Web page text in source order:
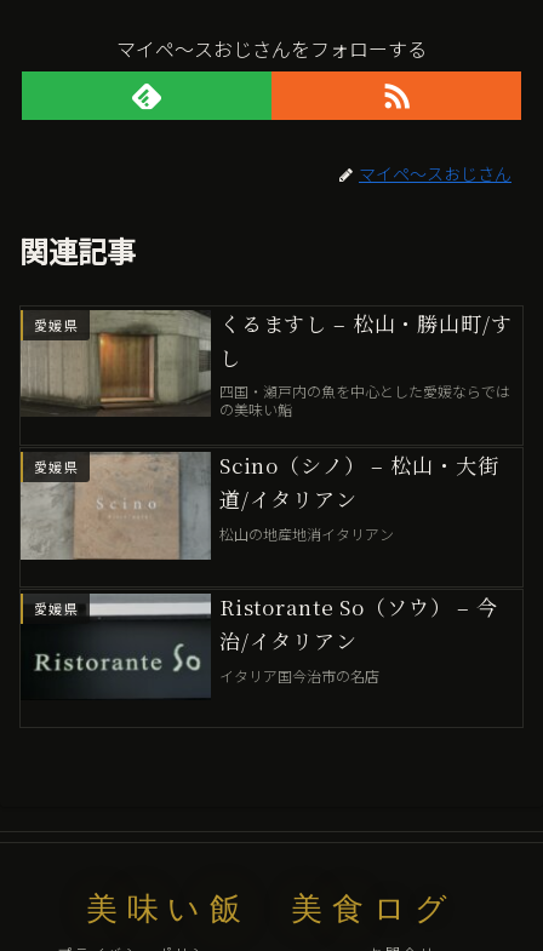
マイペ〜スおじさんをフォローする
マイペ〜スおじさん
関連記事
愛媛県
くるますし – 松山・勝山町/す
し
四国・瀬戸内の魚を中心とした愛媛ならでは
の美味い鮨
愛媛県
Scino（シノ） – 松山・大街
道/イタリアン
松山の地産地消イタリアン
愛媛県
Ristorante So（ソウ） – 今
治/イタリアン
イタリア国今治市の名店
美味い飯 美食ログ